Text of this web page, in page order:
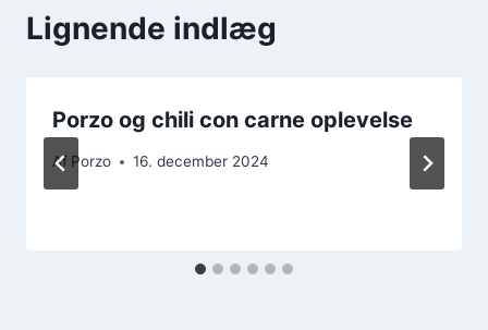
Lignende indlæg
Porzo og chili con carne oplevelse
Af Porzo 16. december 2024